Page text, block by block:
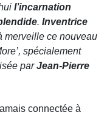
l’incarnation
. Inventrice
merveille ce nouveau
, spécialement
parJean-Pierre
connectée à